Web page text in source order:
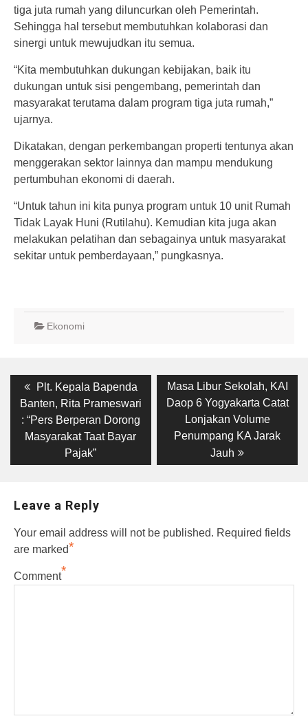
tiga juta rumah yang diluncurkan oleh Pemerintah.
Sehingga hal tersebut membutuhkan kolaborasi dan
sinergi untuk mewujudkan itu semua.
“Kita membutuhkan dukungan kebijakan, baik itu
dukungan untuk sisi pengembang, pemerintah dan
masyarakat terutama dalam program tiga juta rumah,”
ujarnya.
Dikatakan, dengan perkembangan properti tentunya akan
menggerakan sektor lainnya dan mampu mendukung
pertumbuhan ekonomi di daerah.
“Untuk tahun ini kita punya program untuk 10 unit Rumah
Tidak Layak Huni (Rutilahu). Kemudian kita juga akan
melakukan pelatihan dan sebagainya untuk masyarakat
sekitar untuk pemberdayaan,” pungkasnya.
Ekonomi
Post
navigation
Previous
post:
Plt. Kepala Bapenda
Banten, Rita Prameswari
: “Pers Berperan Dorong
Masyarakat Taat Bayar
Pajak”
Next
post:
Masa Libur Sekolah, KAI
Daop 6 Yogyakarta Catat
Lonjakan Volume
Penumpang KA Jarak
Jauh
Leave a Reply
Your email address will not be published. Required fields
are marked*
Comment*